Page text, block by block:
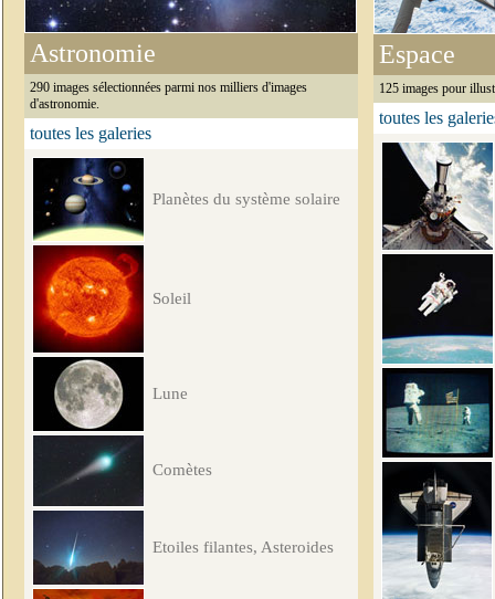
Astronomie
290 images sélectionnées parmi nos milliers d'images
d'astronomie.
toutes les galeries
Planètes du système solaire
Soleil
Lune
Comètes
Etoiles filantes, Asteroides
Espace
125 images pour
toutes les